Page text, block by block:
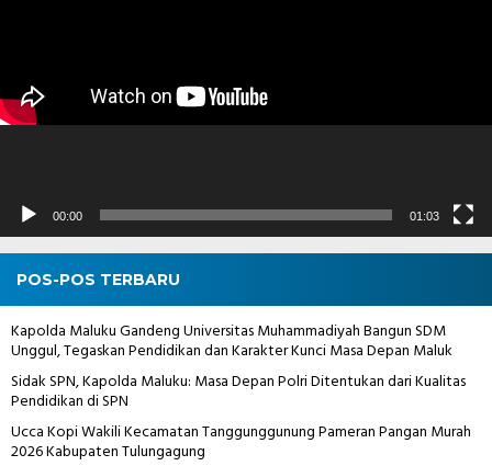
00:00 01:03
POS-POS TERBARU
Kapolda Maluku Gandeng Universitas Muhammadiyah Bangun SDM
Unggul, Tegaskan Pendidikan dan Karakter Kunci Masa Depan Maluk
Sidak SPN, Kapolda Maluku: Masa Depan Polri Ditentukan dari Kualitas
Pendidikan di SPN
Ucca Kopi Wakili Kecamatan Tanggunggunung Pameran Pangan Murah
2026 Kabupaten Tulungagung